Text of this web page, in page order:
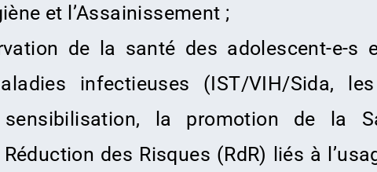
et l’Assainissement ;
de la santé des adolescent-e-s
infectieuses (IST/VIH/Sida,
la promotion de la
des Risques (RdR) liés à